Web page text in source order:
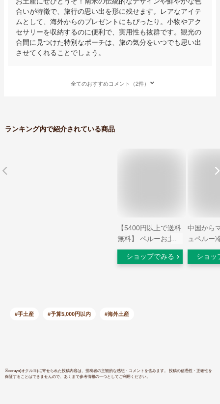
合いが特徴で、旅行の思い出を形に残せます。レアなアイテ
ムとして、海外からのプレゼントにもぴったり。小物やアク
セサリーを収納するのに便利で、実用性も抜群です。観光の
合間に見つけた特別なポーチは、旅の気分をいつでも思い出
させてくれることでしょう。
全てのおすすめコメント（2件）
ランキング内で紹介されている商品
【5400円以上で送料
無料】 ペルーお土産
| トートバッグ 「マ
チュピチュ」
ショップでみる
中国から
ュペルー
ネット3D
ステッカ
ショッ
#手土産 #予算5,000円以内 #海外土産
※ocruyo(オクルヨ)に寄せられた投稿内容は、投稿者の主観的な感想・コメントを含みます。 投稿の信憑性・正確性を
保証することはできませんので、あくまで参考情報の一つとしてご利用ください。